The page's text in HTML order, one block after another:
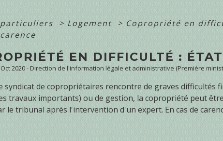
> Logement > Copropriété en
EN DIFFICULTÉ :
2020 - Direction de l'information légale et administrative (Première
syndicat de copropriétaires rencontre de graves difficultés
travaux importants) ou de gestion, la copropriété peut
le tribunal après l'intervention d'un expert. En cas de